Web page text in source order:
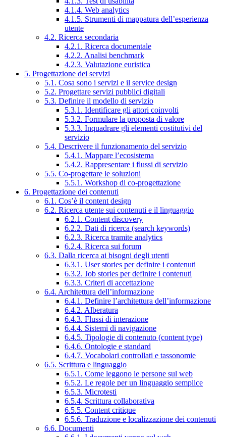
4.1.4. Web analytics
4.1.5. Strumenti di mappatura dell’esperienza
utente
4.2. Ricerca secondaria
4.2.1. Ricerca documentale
4.2.2. Analisi benchmark
4.2.3. Valutazione euristica
5. Progettazione dei servizi
5.1. Cosa sono i servizi e il service design
5.2. Progettare servizi pubblici digitali
5.3. Definire il modello di servizio
5.3.1. Identificare gli attori coinvolti
5.3.2. Formulare la proposta di valore
5.3.3. Inquadrare gli elementi costitutivi del
servizio
5.4. Descrivere il funzionamento del servizio
5.4.1. Mappare l’ecosistema
5.4.2. Rappresentare i flussi di servizio
5.5. Co-progettare le soluzioni
5.5.1. Workshop di co-progettazione
6. Progettazione dei contenuti
6.1. Cos’è il content design
6.2. Ricerca utente sui contenuti e il linguaggio
6.2.1. Content discovery
6.2.2. Dati di ricerca (search keywords)
6.2.3. Ricerca tramite analytics
6.2.4. Ricerca sui forum
6.3. Dalla ricerca ai bisogni degli utenti
6.3.1. User stories per definire i contenuti
6.3.2. Job stories per definire i contenuti
6.3.3. Criteri di accettazione
6.4. Architettura dell’informazione
6.4.1. Definire l’architettura dell’informazione
6.4.2. Alberatura
6.4.3. Flussi di interazione
6.4.4. Sistemi di navigazione
6.4.5. Tipologie di contenuto (content type)
6.4.6. Ontologie e standard
6.4.7. Vocabolari controllati e tassonomie
6.5. Scrittura e linguaggio
6.5.1. Come leggono le persone sul web
6.5.2. Le regole per un linguaggio semplice
6.5.3. Microtesti
6.5.4. Scrittura collaborativa
6.5.5. Content critique
6.5.6. Traduzione e localizzazione dei contenuti
6.6. Documenti